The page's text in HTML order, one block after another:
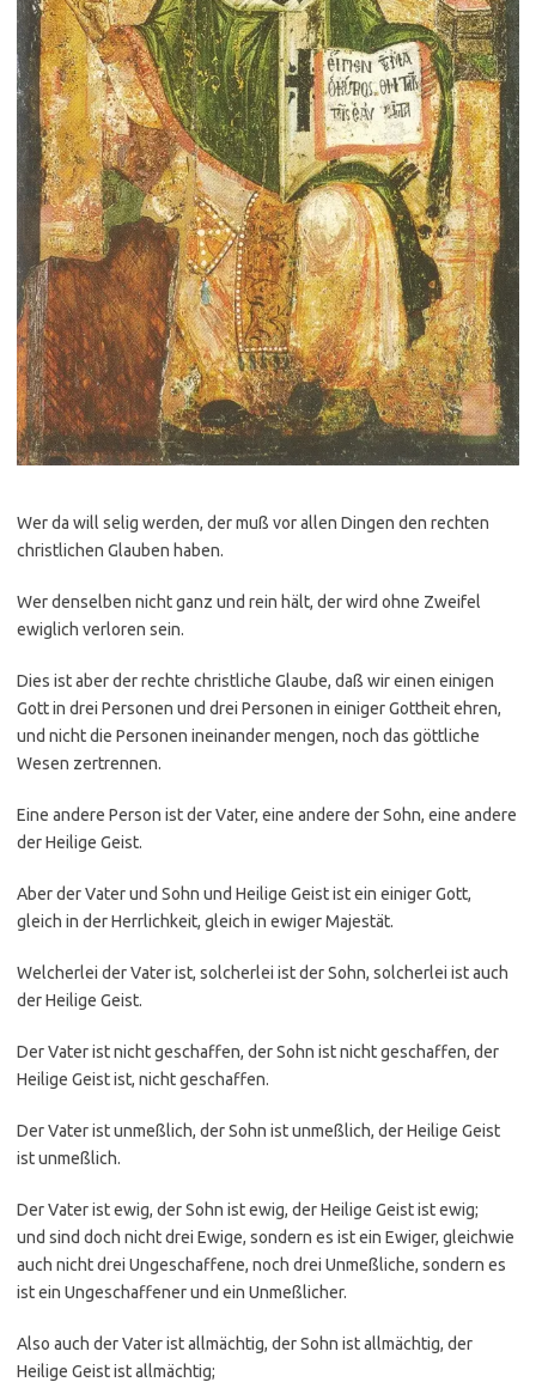
Wer da will selig werden, der muß vor allen Dingen den rechten
christlichen Glauben haben.
Wer denselben nicht ganz und rein hält, der wird ohne Zweifel
ewiglich verloren sein.
Dies ist aber der rechte christliche Glaube, daß wir einen einigen
Gott in drei Personen und drei Personen in einiger Gottheit ehren,
und nicht die Personen ineinander mengen, noch das göttliche
Wesen zertrennen.
Eine andere Person ist der Vater, eine andere der Sohn, eine andere
der Heilige Geist.
Aber der Vater und Sohn und Heilige Geist ist ein einiger Gott,
gleich in der Herrlichkeit, gleich in ewiger Majestät.
Welcherlei der Vater ist, solcherlei ist der Sohn, solcherlei ist auch
der Heilige Geist.
Der Vater ist nicht geschaffen, der Sohn ist nicht geschaffen, der
Heilige Geist ist, nicht geschaffen.
Der Vater ist unmeßlich, der Sohn ist unmeßlich, der Heilige Geist
ist unmeßlich.
Der Vater ist ewig, der Sohn ist ewig, der Heilige Geist ist ewig;
und sind doch nicht drei Ewige, sondern es ist ein Ewiger, gleichwie
auch nicht drei Ungeschaffene, noch drei Unmeßliche, sondern es
ist ein Ungeschaffener und ein Unmeßlicher.
Also auch der Vater ist allmächtig, der Sohn ist allmächtig, der
Heilige Geist ist allmächtig;